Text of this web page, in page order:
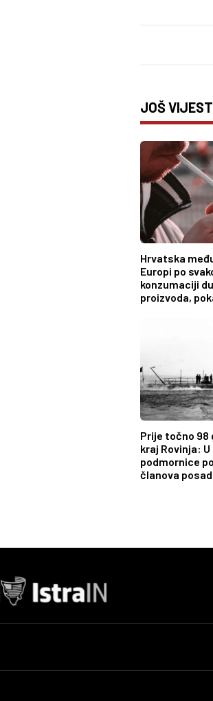
JOŠ
Hrvatska
Europi po
konzumaciji
proizvoda,
Prije točno 98
kraj Rovinja:
podmornice
članova